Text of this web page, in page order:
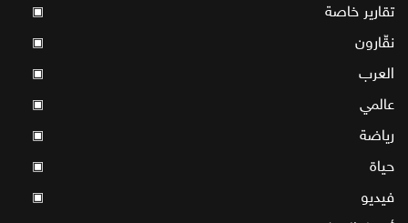
تقارير خاصة ▣
نقّارون ▣
العرب ▣
عالمي ▣
رياضة ▣
حياة ▣
فيديو ▣